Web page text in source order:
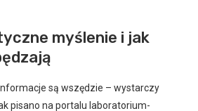
myślenie i jak
są wszędzie – wystarczy
pisano na portalu laboratorium-